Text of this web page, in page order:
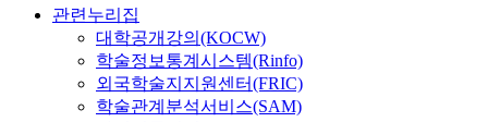
관련누리집
대학공개강의(KOCW)
학술정보통계시스템(Rinfo)
외국학술지지원센터(FRIC)
학술관계분석서비스(SAM)